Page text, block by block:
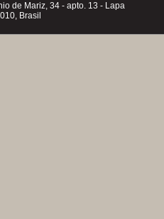
de Mariz, 34 - apto. 13 - Lapa
Brasil